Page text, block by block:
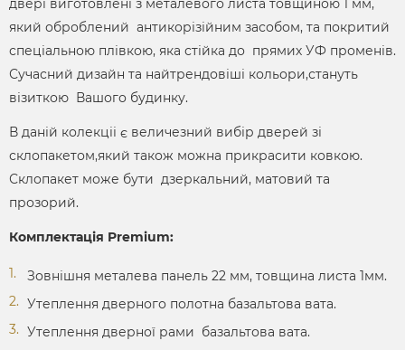
двері виготовлені з металевого листа товщиною 1 мм,
який оброблений антикорізійним засобом, та покритий
спеціальною плівкою, яка стійка до прямих УФ променів.
Сучасний дизайн та найтрендовіші кольори,стануть
візиткою Вашого будинку.
В даній колекціі є величезний вибір дверей зі
склопакетом,який також можна прикрасити ковкою.
Склопакет може бути дзеркальний, матовий та
прозорий.
Комплектація Premium:
Зовнішня металева панель 22 мм, товщина листа 1мм.
Утеплення дверного полотна базальтова вата.
Утеплення дверної рами базальтова вата.